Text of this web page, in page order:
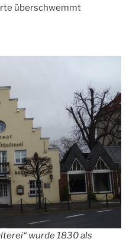
überschwemmt
wurde 1830 als